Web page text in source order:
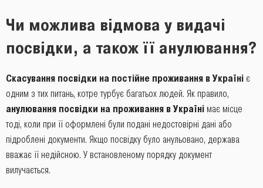
Чи можлива відмова у видачі
посвідки, а також її анулювання?
Скасування посвідки на постійне проживання в Україні є
одним з тих питань, котре турбує багатьох людей. Як правило,
анулювання посвідки на проживання в Україні має місце
тоді, коли при її оформлені були подані недостовірні дані або
підроблені документи. Якщо посвідку було анульовано, держава
вважає її недійсною. У встановленому порядку документ
вилучається.